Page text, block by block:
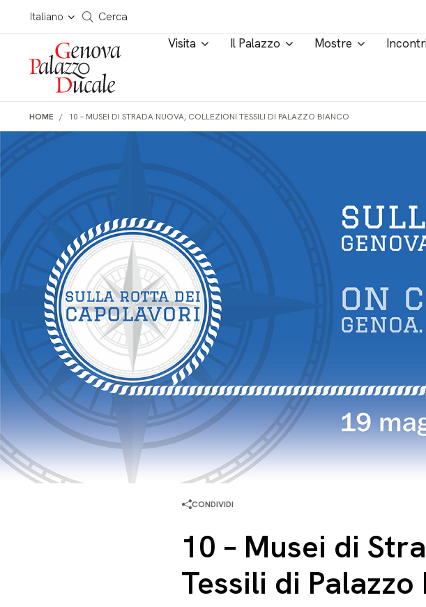
Salta al contenuto
Italiano
Cerca in tutto il sito
Cerca
Visita Il Palazzo Mostre
HOME 10 – MUSEI DI STRADA NUOVA, COLLEZIONI TESSILI DI PALAZZO BIANCO
CONDIVIDI
10 – Musei di
Tessili di Palazzo